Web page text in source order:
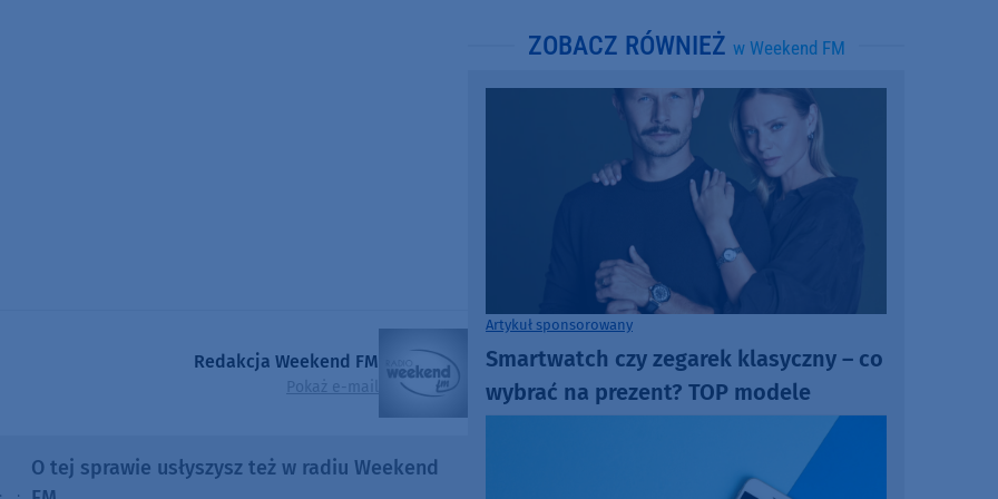
Redakcja Weekend FM
Pokaż e-mail
O tej sprawie usłyszysz też w radiu Weekend
ZOBACZ RÓWNIEŻ w Weekend FM
Artykuł sponsorowany
Smartwatch czy zegarek klasyczny – co
wybrać na prezent? TOP modele